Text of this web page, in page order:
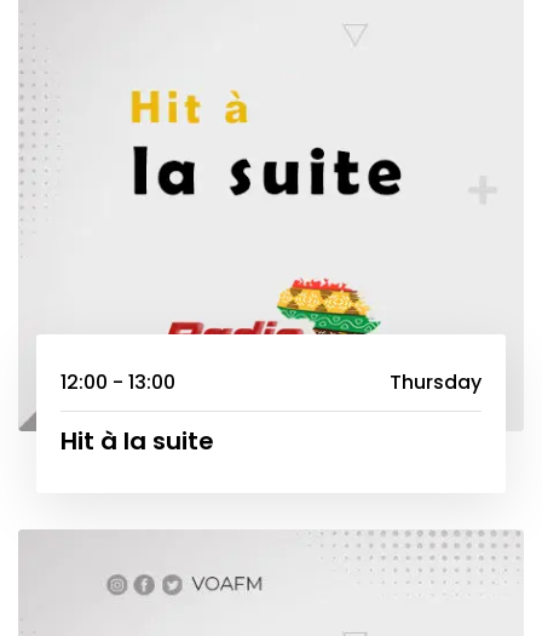
12:00 - 13:00 Thursday
Hit à la suite